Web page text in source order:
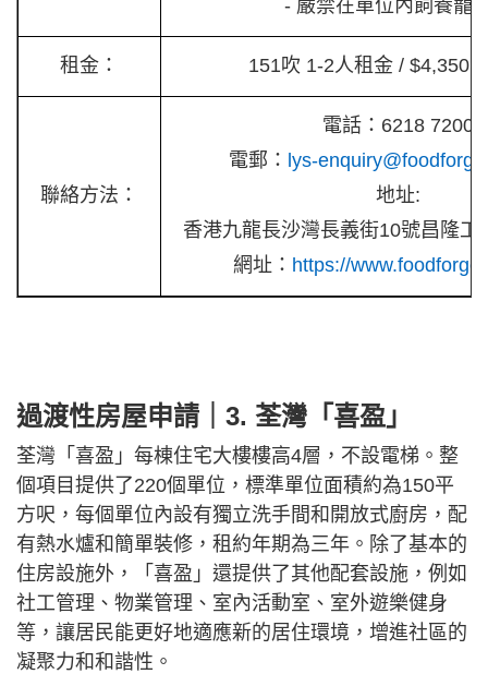
- 嚴禁在單位內飼養寵
租金： 151吹 1-2人租金 / $4,350 -
聯絡方法：
電話：6218 7200
電郵： lys-
地址:
香港九龍長沙灣長義街10號昌隆工
網址： https://
過渡性房屋申請｜3. 荃灣「喜盈」
荃灣「喜盈」每棟住宅大樓樓高4層，不設電梯。整
個項目提供了220個單位，標準單位面積約為150平
方呎，每個單位內設有獨立洗手間和開放式廚房，配
有熱水爐和簡單裝修，租約年期為三年。除了基本的
住房設施外，「喜盈」還提供了其他配套設施，例如
社工管理、物業管理、室內活動室、室外遊樂健身
等，讓居民能更好地適應新的居住環境，增進社區的
凝聚力和和諧性。